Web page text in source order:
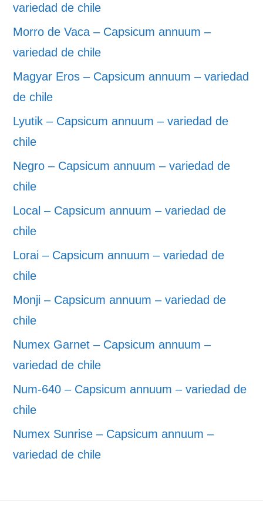
variedad de chile
Morro de Vaca – Capsicum annuum –
variedad de chile
Magyar Eros – Capsicum annuum – variedad
de chile
Lyutik – Capsicum annuum – variedad de
chile
Negro – Capsicum annuum – variedad de
chile
Local – Capsicum annuum – variedad de
chile
Lorai – Capsicum annuum – variedad de
chile
Monji – Capsicum annuum – variedad de
chile
Numex Garnet – Capsicum annuum –
variedad de chile
Num-640 – Capsicum annuum – variedad de
chile
Numex Sunrise – Capsicum annuum –
variedad de chile